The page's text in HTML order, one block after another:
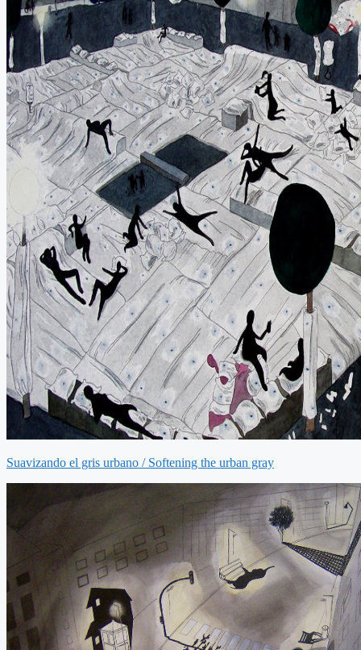
Suavizando el gris urbano / Softening the urban gray